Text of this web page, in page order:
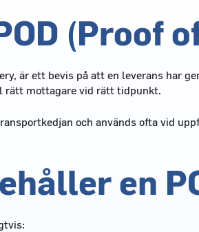
(Proof
är ett bevis på att en leverans har
rätt mottagare vid rätt tidpunkt.
och används ofta vid
en